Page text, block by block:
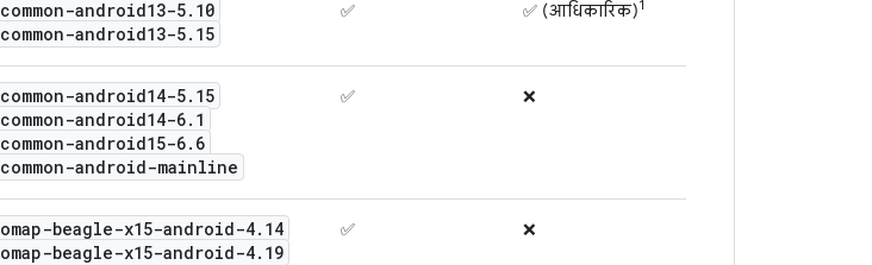
common-android13-5. 10
common-android13-5. 15
✅ ✅ (आधिकारिक)1
common-android14-5. 15
common-android14-6. 1
common-android15-6. 6
common-android-mainline
✅ ❌
omap-beagle-x15-android-4. 14
omap-beagle-x15-android-4. 19
✅ ❌